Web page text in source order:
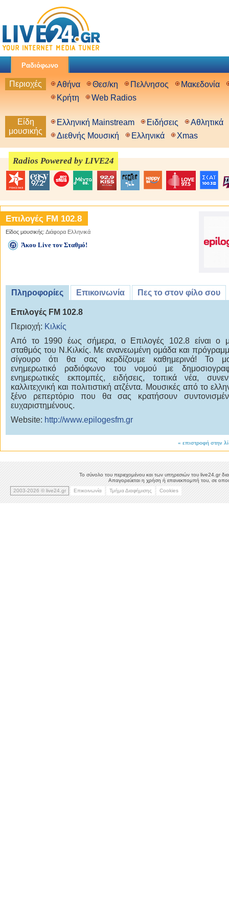
Ραδιόφωνο
Περιοχές Αθήνα Θεσ/κη Πελ/νησος
Μακεδονία
Κρήτη
Web Radios
Είδη
μουσικής
Ελληνική Mainstream Ειδήσεις
Αθλητικά
Διεθνής Μουσική
Ελληνικά Xmas
Radios Powered by LIVE24
Επιλογές FM 102.8
Είδος μουσικής: Διάφορα Ελληνικά
Άκου Live τον Σταθμό!
Πληροφορίες Επικοινωνία Πες το στον φίλο σου
Επιλογές FM 102.8
Περιοχή: Κιλκίς
Από το 1990 έως σήμερα, ο Επιλογές 102.8 είναι ο
σταθμός του Ν.Κιλκίς. Με ανανεωμένη ομάδα και
σίγουρο ότι θα σας κερδίζουμε καθημερινά! Το
ενημερωτικό ραδιόφωνο του νομού με
ενημερωτικές εκπομπές, ειδήσεις, τοπικά νέα,
καλλιτεχνική και πολιτιστική ατζέντα. Μουσικές από το
ξένο ρεπερτόριο που θα σας κρατήσουν
ευχαριστημένους.
Website: http://www.epilogesfm.gr
« επιστροφή στην
Το σύνολο του περιεχομένου και των υπηρεσιών του live24.gr
Απαγορεύεται η χρήση ή επανεκπομπή του, σε
2003-2026 © live24.gr
Επικοινωνία Τμήμα Διαφήμισης Cookies